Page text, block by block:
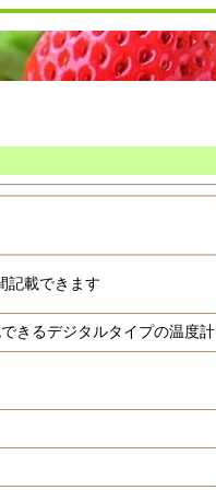
記載できます
きるデジタルタイプの温度計